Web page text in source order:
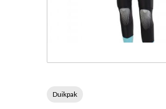
Duikpak